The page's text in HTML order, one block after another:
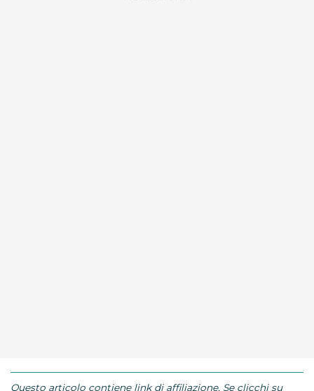
Questo articolo contiene link di affiliazione. Se clicchi su